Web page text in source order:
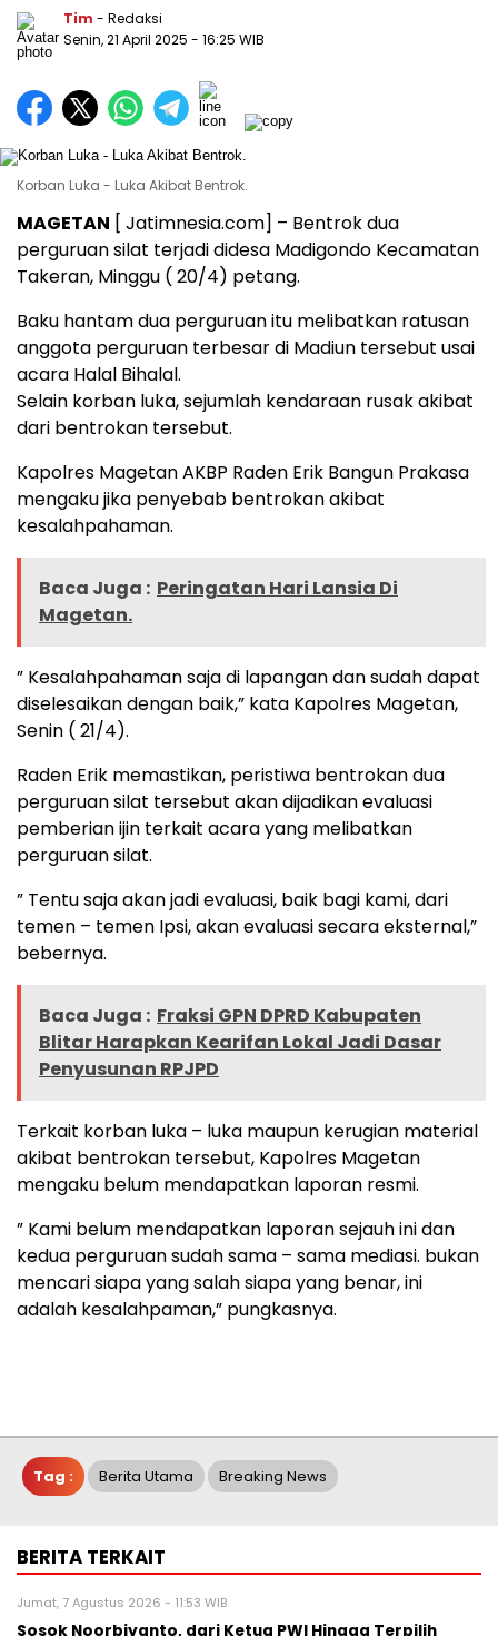
Tim - Redaksi
Senin, 21 April 2025 - 16:25 WIB
Korban Luka - Luka Akibat Bentrok.
MAGETAN [ Jatimnesia.com] – Bentrok dua
perguruan silat terjadi didesa Madigondo Kecamatan
Takeran, Minggu ( 20/4) petang.
Baku hantam dua perguruan itu melibatkan ratusan
anggota perguruan terbesar di Madiun tersebut usai
acara Halal Bihalal.
Selain korban luka, sejumlah kendaraan rusak akibat
dari bentrokan tersebut.
Kapolres Magetan AKBP Raden Erik Bangun Prakasa
mengaku jika penyebab bentrokan akibat
kesalahpahaman.
Baca Juga : Peringatan Hari Lansia Di
Magetan.
” Kesalahpahaman saja di lapangan dan sudah dapat
diselesaikan dengan baik,” kata Kapolres Magetan,
Senin ( 21/4).
Raden Erik memastikan, peristiwa bentrokan dua
perguruan silat tersebut akan dijadikan evaluasi
pemberian ijin terkait acara yang melibatkan
perguruan silat.
” Tentu saja akan jadi evaluasi, baik bagi kami, dari
temen – temen Ipsi, akan evaluasi secara eksternal,”
bebernya.
Baca Juga : Fraksi GPN DPRD Kabupaten
Blitar Harapkan Kearifan Lokal Jadi Dasar
Penyusunan RPJPD
Terkait korban luka – luka maupun kerugian material
akibat bentrokan tersebut, Kapolres Magetan
mengaku belum mendapatkan laporan resmi.
” Kami belum mendapatkan laporan sejauh ini dan
kedua perguruan sudah sama – sama mediasi. bukan
mencari siapa yang salah siapa yang benar, ini
adalah kesalahpaman,” pungkasnya.
Tag : Berita Utama Breaking News
BERITA TERKAIT
Jumat, 7 Agustus 2026 - 11:53 WIB
Sosok Noorbiyanto, dari Ketua PWI Hingga Terpilih